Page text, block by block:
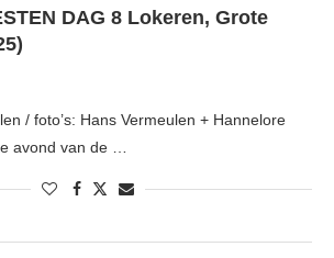
DAG 8 Lokeren, Grote
/ foto’s: Hans Vermeulen + Hannelore
avond van de …